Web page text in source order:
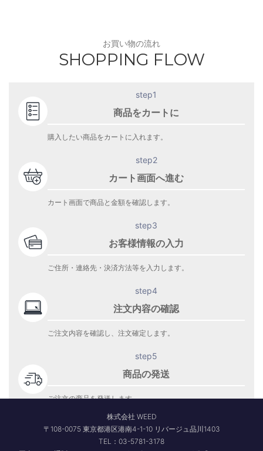
お買い物の流れ
SHOPPING FLOW
step1
商品をカートに
購入したい商品をカートに入れます。
step2
カート画面へ進む
カート画面で商品と金額を確認します。
step3
お客様情報の入力
ご住所・連絡先・決済方法等を入力します。
step4
注文内容の確認
ご注文内容を確認し、注文確定します。
step5
商品の発送
ご注文の商品を発送します。
株式会社 WEED
〒108-0075 東京都港区港南4-1-10 リバージュ品川1403
TEL：03-5781-3178